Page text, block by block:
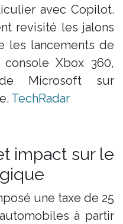
avec Copilot.
revisité les jalons
les lancements de
Xbox 360,
Microsoft sur
TechRadar
impact sur le
une taxe de 25
à partir